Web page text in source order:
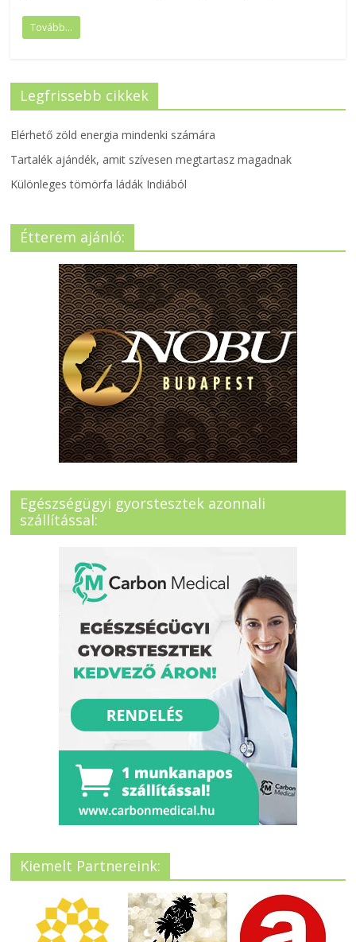
Tovább...
Legfrissebb cikkek
Elérhető zöld energia mindenki számára
Tartalék ajándék, amit szívesen megtartasz magadnak
Különleges tömörfa ládák Indiából
Étterem ajánló:
Egészségügyi gyorstesztek azonnali
szállítással:
Kiemelt Partnereink: